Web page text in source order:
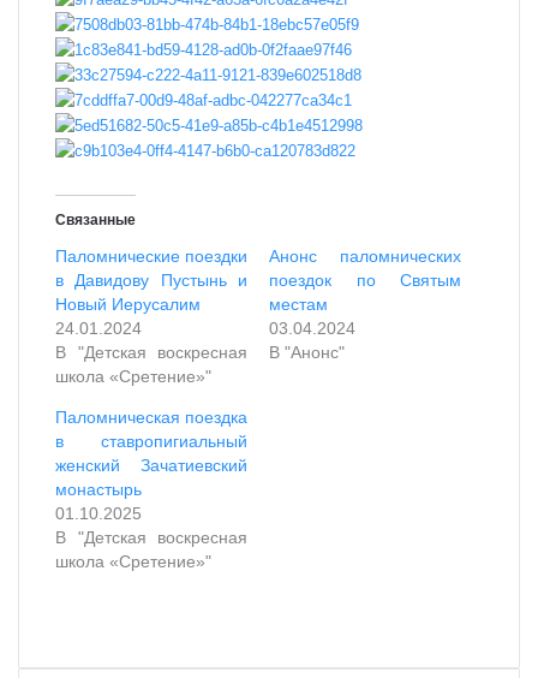
Связанные
Паломнические поездки
в Давидову Пустынь и
Новый Иерусалим
24.01.2024
В "Детская воскресная
школа «Сретение»"
Анонс паломнических
поездок по Святым
местам
03.04.2024
В "Анонс"
Паломническая поездка
в ставропигиальный
женский Зачатиевский
монастырь
01.10.2025
В "Детская воскресная
школа «Сретение»"
почте